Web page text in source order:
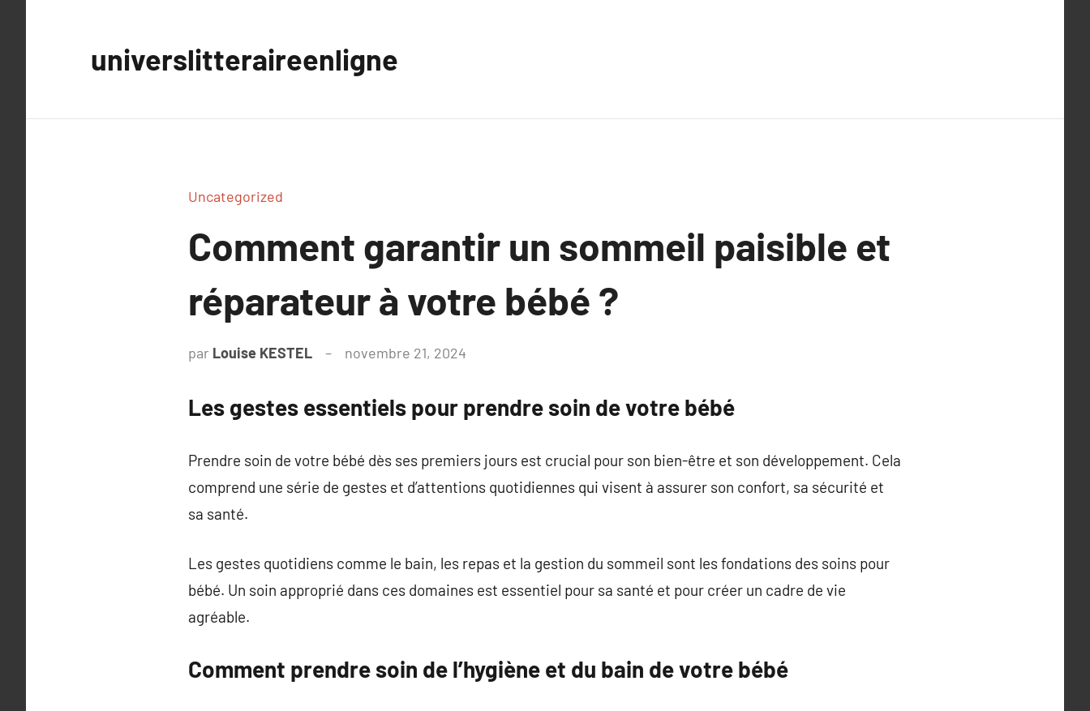
universlitteraireenligne
Uncategorized
Comment garantir un sommeil paisible et
réparateur à votre bébé ?
par Louise KESTEL novembre 21, 2024
Les gestes essentiels pour prendre soin de votre bébé
Prendre soin de votre bébé dès ses premiers jours est crucial pour son bien-être et son développement. Cela
comprend une série de gestes et d’attentions quotidiennes qui visent à assurer son confort, sa sécurité et
sa santé.
Les gestes quotidiens comme le bain, les repas et la gestion du sommeil sont les fondations des soins pour
bébé. Un soin approprié dans ces domaines est essentiel pour sa santé et pour créer un cadre de vie
agréable.
Comment prendre soin de l’hygiène et du bain de votre bébé